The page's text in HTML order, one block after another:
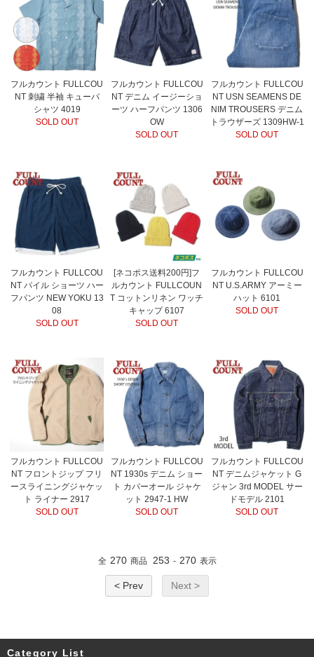
フルカウント FULLCOU
NT 刺繍 半袖 キューバ
シャツ 4019
SOLD OUT
フルカウント FULLCOU
NT デニム イージーショ
ーツ ハーフパンツ 1306
OW
SOLD OUT
フルカウント FULLCOU
NT USN SEAMENS DE
NIM TROUSERS デニム
トラウザーズ 1309HW-1
SOLD OUT
フルカウント FULLCOU
NT パイル ショーツ ハー
フパンツ NEW YOKU 13
08
SOLD OUT
[ネコポス送料200円]フ
ルカウント FULLCOUN
T コットンリネン ワッチ
キャップ 6107
SOLD OUT
フルカウント FULLCOU
NT U.S.ARMY アーミー
ハット 6101
SOLD OUT
フルカウント FULLCOU
NT フロントジップ フリ
ースライニングジャケッ
ト ライナー 2917
SOLD OUT
フルカウント FULLCOU
NT 1930s デニム ショー
ト カバーオール ジャケ
ット 2947-1 HW
SOLD OUT
フルカウント FULLCOU
NT デニムジャケット G
ジャン 3rd MODEL サー
ドモデル 2101
SOLD OUT
全 270 商品 253 - 270 表示
< Prev Next >
Category List